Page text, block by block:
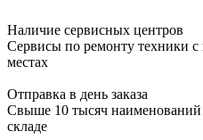
Наличие сервисных центров
Сервисы по ремонту техники
местах
Отправка в день заказа
Свыше 10 тысяч наименований
складе